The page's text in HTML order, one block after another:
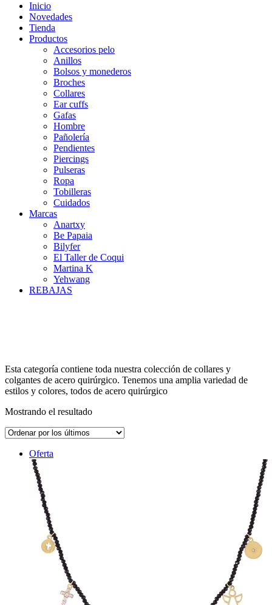
Inicio
Novedades
Tienda
Productos
Accesorios pelo
Anillos
Bolsos y monederos
Broches
Collares
Ear cuffs
Gafas
Hombre
Pañolería
Pendientes
Piercings
Pulseras
Ropa
Tobilleras
Cuidados
Marcas
Anartxy
Be Papaia
Bilyfer
El Taller de Coqui
Martina K
Yehwang
REBAJAS
Esta categoría contiene toda nuestra colección de collares y
colgantes de acero quirúrgico. Tenemos una amplia variedad de
estilos y colores, todos de acero quirúrgico
Mostrando el resultado
Oferta